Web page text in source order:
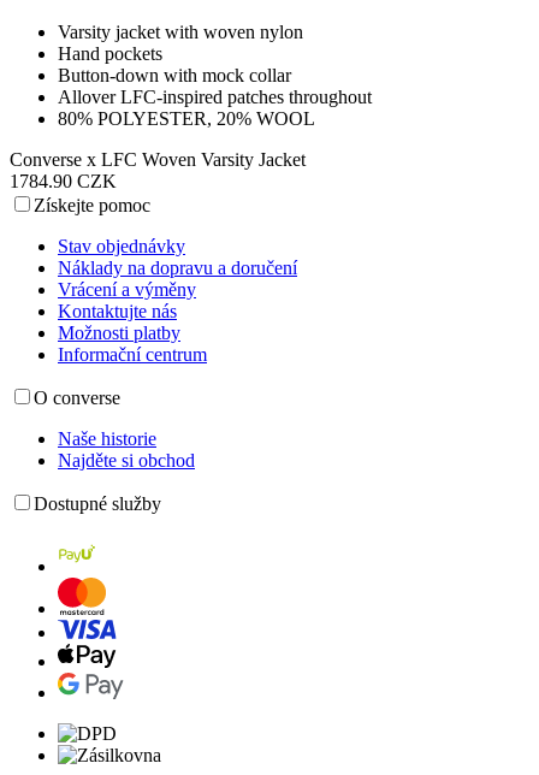
Varsity jacket with woven nylon
Hand pockets
Button-down with mock collar
Allover LFC-inspired patches throughout
80% POLYESTER, 20% WOOL
Converse x LFC Woven Varsity Jacket
1784.90 CZK
Získejte pomoc
Stav objednávky
Náklady na dopravu a doručení
Vrácení a výměny
Kontaktujte nás
Možnosti platby
Informační centrum
O converse
Naše historie
Najděte si obchod
Dostupné služby